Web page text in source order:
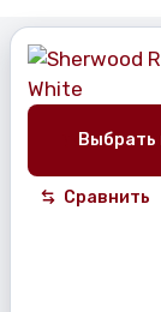
Выбрать
Сравнить